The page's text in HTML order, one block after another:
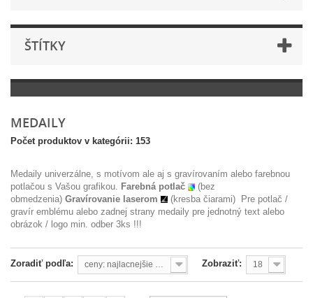
ŠTÍTKY
MEDAILY
Počet produktov v kategórii: 153
Medaily univerzálne, s motívom ale aj s gravírovaním alebo farebnou
potlačou s Vašou grafikou. Farebná potlač
(bez
obmedzenia) Gravírovanie laserom (kresba čiarami) Pre potlač /
gravír emblému alebo zadnej strany medaily pre jednotný text alebo
obrázok / logo min. odber 3ks !!!
Zoradiť podľa: Zobraziť: 18